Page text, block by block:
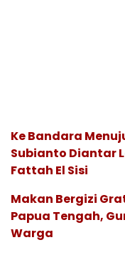
Ke Bandara
Subianto Diantar
Fattah El Sisi
Makan Bergizi
Papua Tengah,
Warga